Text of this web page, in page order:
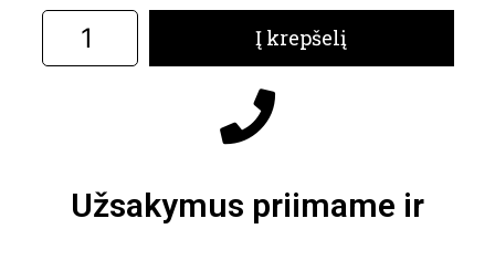
Į krepšelį
Užsakymus priimame ir